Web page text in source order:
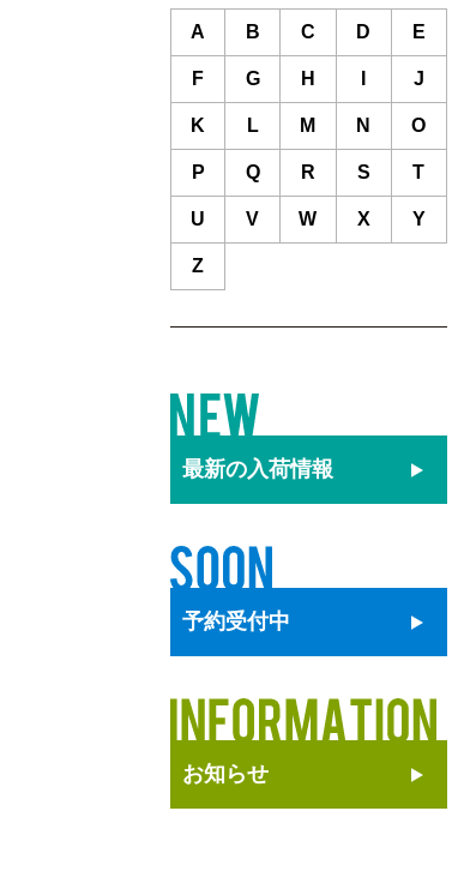
A B C D E
F G H J
K L M N O
P Q R S T
U V W X Y
Z
最新の入荷情報
予約受付中
お知らせ